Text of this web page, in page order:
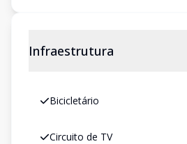
Infraestrutura
Bicicletário
Circuito de TV